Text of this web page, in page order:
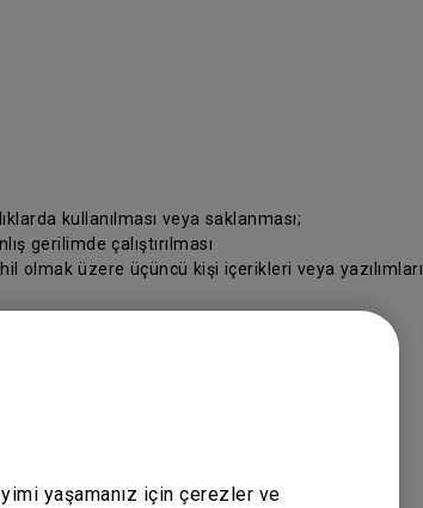
yaşamanız için çerezler ve
kullanılması veya saklanması;
gerilimde çalıştırılması
üzere üçüncü kişi içerikleri veya yazılımları.
akseuarlar veya yazılımlar